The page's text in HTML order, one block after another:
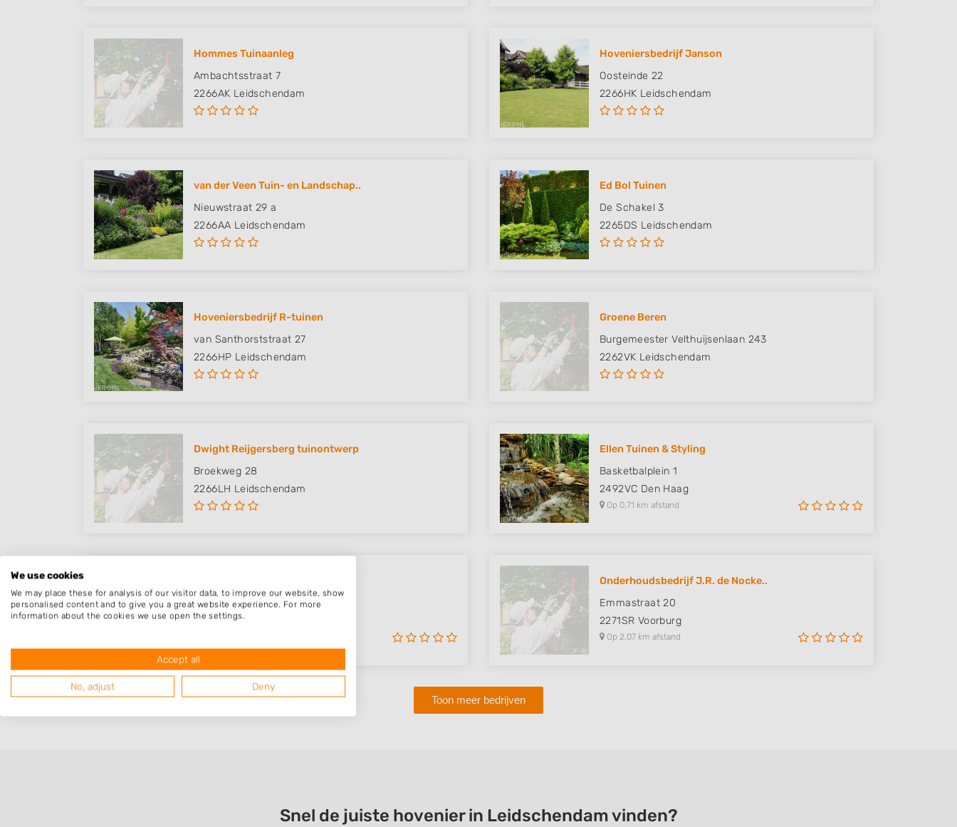
Hommes Tuinaanleg
Ambachtsstraat 7
2266AK Leidschendam
Hoveniersbedrijf Janson
Oosteinde 22
2266HK Leidschendam
van der Veen Tuin- en Landschap..
Nieuwstraat 29 a
2266AA Leidschendam
Ed Bol Tuinen
De Schakel 3
2265DS Leidschendam
Hoveniersbedrijf R-tuinen
van Santhorststraat 27
2266HP Leidschendam
Groene Beren
Burgemeester Velthuijsenlaan 243
2262VK Leidschendam
Dwight Reijgersberg tuinontwerp
Broekweg 28
2266LH Leidschendam
Ellen Tuinen & Styling
Basketbalplein 1
2492VC Den Haag
Op 0,71 km afstand
Tauber 19
2491DB Den Haag
Onderhoudsbedrijf J.R. de Nocke..
Emmastraat 20
2271SR Voorburg
Op 2,07 km afstand
Toon meer bedrijven
Snel de juiste hovenier in Leidschendam vinden?
We use cookies
We may place these for analysis of our visitor data, to improve our website, show
personalised content and to give you a great website experience. For more
information about the cookies we use open the settings.
Accept all
No, adjust Deny